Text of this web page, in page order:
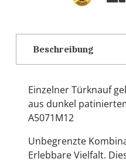
Beschreibung
Einzelner Türknauf
aus dunkel
A5071M12
Unbegrenzte
Erlebbare Vielfalt.